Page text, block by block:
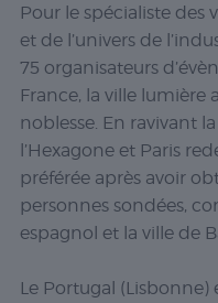
Pour le spécialiste des
et de l’univers de
75 organisateurs
France, la ville lumière
noblesse. En ravivant
l’Hexagone et Paris
préférée après avoir
personnes sondées,
espagnol et la ville de
Le Portugal